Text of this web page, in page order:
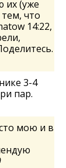
их (уже
что
14:22,
3-4
пар.
мою и в